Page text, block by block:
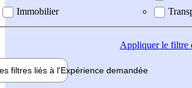
Immobilier
Appliquerle filtre
filtres liés à l'Expérience demandée